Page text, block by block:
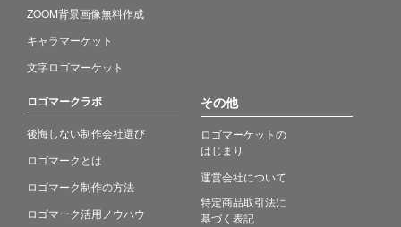
ZOOM背景画像無料作成
キャラマーケット
文字ロゴマーケット
ロゴマークラボ
後悔しない制作会社選び
ロゴマークとは
ロゴマーク制作の方法
ロゴマーク活用ノウハウ
その他
ロゴマーケットの
はじまり
運営会社について
特定商品取引法に
基づく表記